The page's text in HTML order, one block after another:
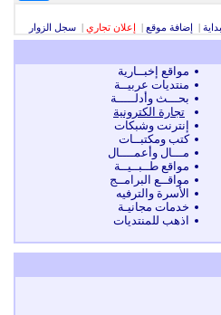
| إضافة موقع | إعلان تجاري | سجل الزوار
مواقع إخبــارية
منتديات عربيــة
بحـــث وأدلـــــة
تجارة الكترونية
إنترنت وشبكات
كتب ومكتبــات
مـــال وأعمــــال
مواقع طــبــيــة
مواقــع البرامــج
الأسرة والترفيه
خدمات مجانيـة
اذهب للمنتديات